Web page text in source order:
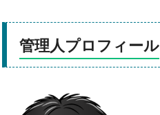
管理人プロフィール